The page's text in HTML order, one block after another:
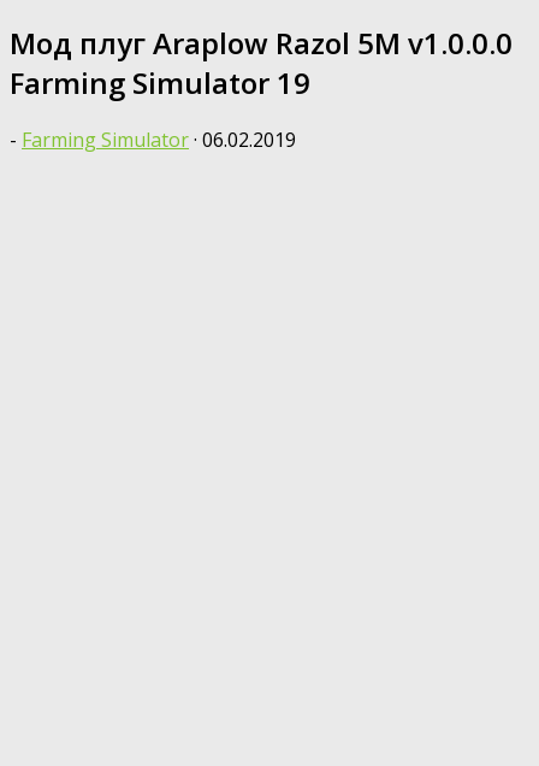
Мод плуг Araplow Razol 5M v1.0.0.0
Farming Simulator 19
- Farming Simulator· 06.02.2019